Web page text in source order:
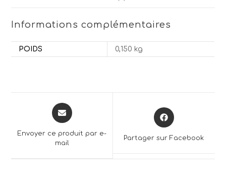
Informations complémentaires
POIDS 0,150 kg
Opens
in
new
Envoyer ce produit par e-
mail
Opens
in
Partager sur Facebook